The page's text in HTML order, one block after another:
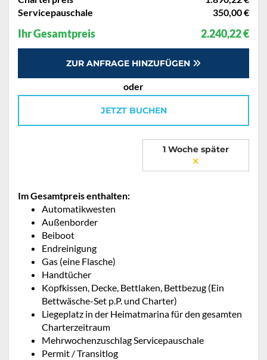
Servicepauschale
350,00 €
Ihr Gesamtpreis 2.240,22 €
ZUR ANFRAGE HINZUFÜGEN
oder
JETZT BUCHEN
1 Woche später
Im Gesamtpreis enthalten:
Automatikwesten
Außenborder
Beiboot
Endreinigung
Gas (eine Flasche)
Handtücher
Kopfkissen, Decke, Bettlaken, Bettbezug (Ein
Bettwäsche-Set p.P. und Charter)
Liegeplatz in der Heimatmarina für den gesamten
Charterzeitraum
Mehrwochenzuschlag Servicepauschale
Permit / Transitlog